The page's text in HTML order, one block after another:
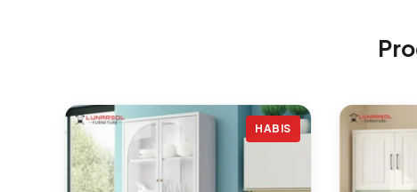
HABIS